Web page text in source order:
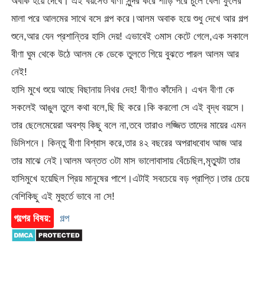
মালা পরে আলমের সাথে বসে গল্প করে।আলম অবাক হয়ে শুধু দেখে আর গল্প
শুনে,আর যেন প্রশান্তির হাসি দেয়! এভাবেই ৩মাস কেটে গেলে,এক সকালে
বীণা ঘুম থেকে উঠে আলম কে ডেকে তুলতে গিয়ে বুঝতে পারল আলম আর
নেই!
হাসি মুখে শুয়ে আছে বিছানায় নিথর দেহ! বীণাও কাঁদেনি। এখন বীণা কে
সকলেই আঙুল তুলে কথা বলে,ছি ছি করে।কি করলো সে এই বৃদ্ধ বয়সে।
তার ছেলেমেয়েরা অবশ্য কিছু বলে না,তবে তারাও লজ্জিত তাদের মায়ের এমন
ডিসিশনে। কিন্তু বীণা বিশ্বাস করে,তার ৪২ বছরের অপরাধবোধ আজ আর
তার মাঝে নেই।আলম অন্তত ৩টা মাস ভালোবাসায় বেঁচেছিল,মৃত্যুটা তার
হাসিমুখে হয়েছিল প্রিয় মানুষের পাশে।এটাই সবচেয়ে বড় প্রাপ্তি।তার চেয়ে
বেশিকিছু এই মুহুর্তে ভাবে না সে!
গল্পের বিষয়:
গল্প